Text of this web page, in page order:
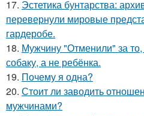
17. Эстетика бунтарства:
перевернули мировые
гардеробе.
18. Мужчину "Отменили" за то,
собаку, а не ребёнка.
19. Почему я одна?
20. Стоит ли заводить
мужчинами?